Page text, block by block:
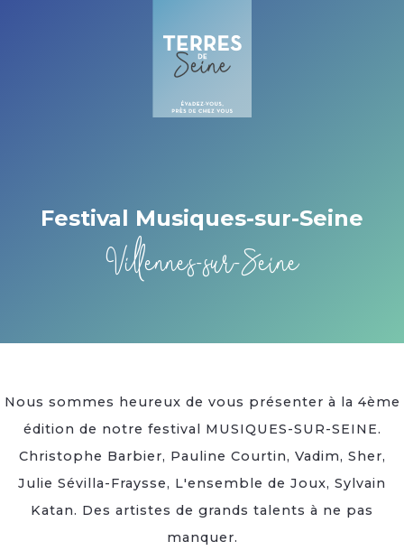
Festival Musiques-sur-Seine
Villennes-sur-Seine
Nous sommes heureux de vous présenter à la 4ème
édition de notre festival MUSIQUES-SUR-SEINE.
Christophe Barbier, Pauline Courtin, Vadim, Sher,
Julie Sévilla-Fraysse, L'ensemble de Joux, Sylvain
Katan. Des artistes de grands talents à ne pas
manquer.